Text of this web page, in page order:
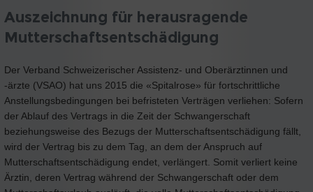
Auszeichnung für herausragende
Mutterschaftsentschädigung
Der Verband Schweizerischer Assistenz- und Oberärztinnen und
-ärzte (VSAO) hat uns 2015 die «Spitalrose» für fortschrittliche
Anstellungsbedingungen bei befristeten Verträgen verliehen: Sofern
der Ablauf des Vertrags in die Zeit der Schwangerschaft
beziehungsweise des Bezugs der Mutterschaftsentschädigung fällt,
wird der Vertrag bis zu dem Tag, an dem der Anspruch auf
Mutterschaftsentschädigung endet, verlängert. Somit verliert keine
Ärztin, deren Vertrag während der Schwangerschaft oder dem